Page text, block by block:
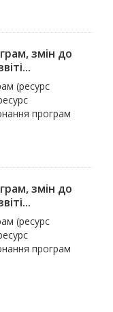
змін до
(ресурс
програм
змін до
(ресурс
програм